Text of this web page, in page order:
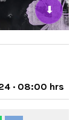
⬇
· 08:00 hrs